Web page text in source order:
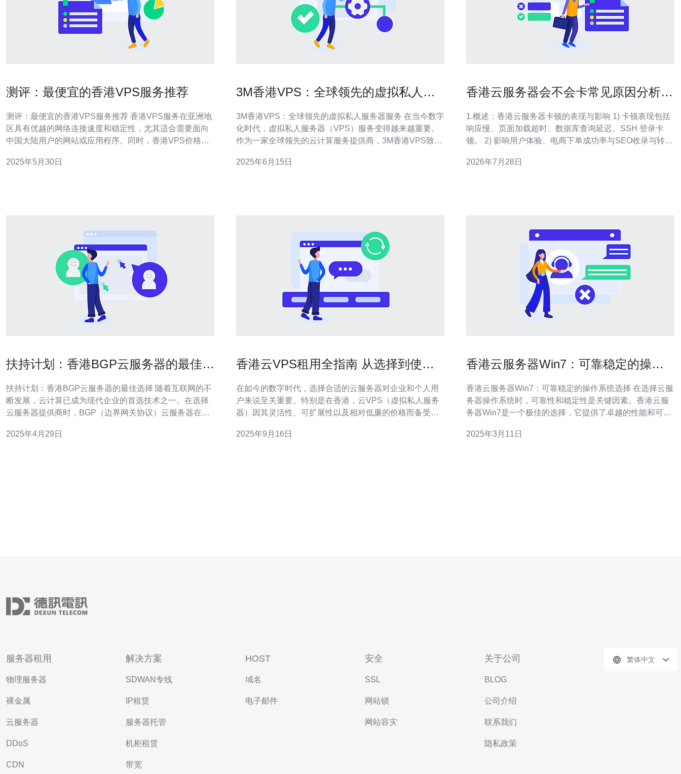
测评：最便宜的香港VPS服务推荐
测评：最便宜的香港VPS服务推荐 香港VPS服务在亚洲地
区具有优越的网络连接速度和稳定性，尤其适合需要面向
中国大陆用户的网站或应用程序。同时，香港VPS价格相
便宜的香港VPS服务时，除了价格外，还需要考虑服务商
2025年5月30日
3M香港VPS：全球领先的虚拟私人服
3M香港VPS：全球领先的虚拟私人服务器服务 在当今数字
化时代，虚拟私人服务器（VPS）服务变得越来越重要。
作为一家全球领先的云计算服务提供商，3M香港VPS致力
1. 全球领先的技术：3M香港VPS拥有世界一流的技术团
2025年6月15日
香港云服务器会不会卡常见原因分析与
1.概述：香港云服务器卡顿的表现与影响 1) 卡顿表现包括
响应慢、页面加载超时、数据库查询延迟、SSH 登录卡
顿。 2) 影响用户体验、电商下单成功率与SEO收录与转化
用层与安全攻击等多方面。 4) 检测需同时关注延迟
2026年7月28日
扶持计划：香港BGP云服务器的最佳选
扶持计划：香港BGP云服务器的最佳选择 随着互联网的不
断发展，云计算已成为现代企业的首选技术之一。在选择
云服务器提供商时，BGP（边界网关协议）云服务器在可
香港BGP云服务器的特点和优势，并探讨如何通过扶持计
2025年4月29日
香港云VPS租用全指南 从选择到使用
在如今的数字时代，选择合适的云服务器对企业和个人用
户来说至关重要。特别是在香港，云VPS（虚拟私人服务
器）因其灵活性、可扩展性以及相对低廉的价格而备受青
香港云VPS租用方案，到如何高效使用这些服务器，助您
2025年9月16日
香港云服务器Win7：可靠稳定的操作
香港云服务器Win7：可靠稳定的操作系统选择 在选择云服
务器操作系统时，可靠性和稳定性是关键因素。香港云服
务器Win7是一个极佳的选择，它提供了卓越的性能和可靠
值得考虑的操作系统选择。 香港云服务器Win7提供卓越的
2025年3月11日
服务器租用
物理服务器
裸金属
云服务器
DDoS
CDN
解决方案
SDWAN专线
IP租赁
服务器托管
机柜租赁
带宽
HOST
域名
电子邮件
安全
SSL
网站锁
网站容灾
关于公司
BLOG
公司介绍
联系我们
隐私政策
繁体中文